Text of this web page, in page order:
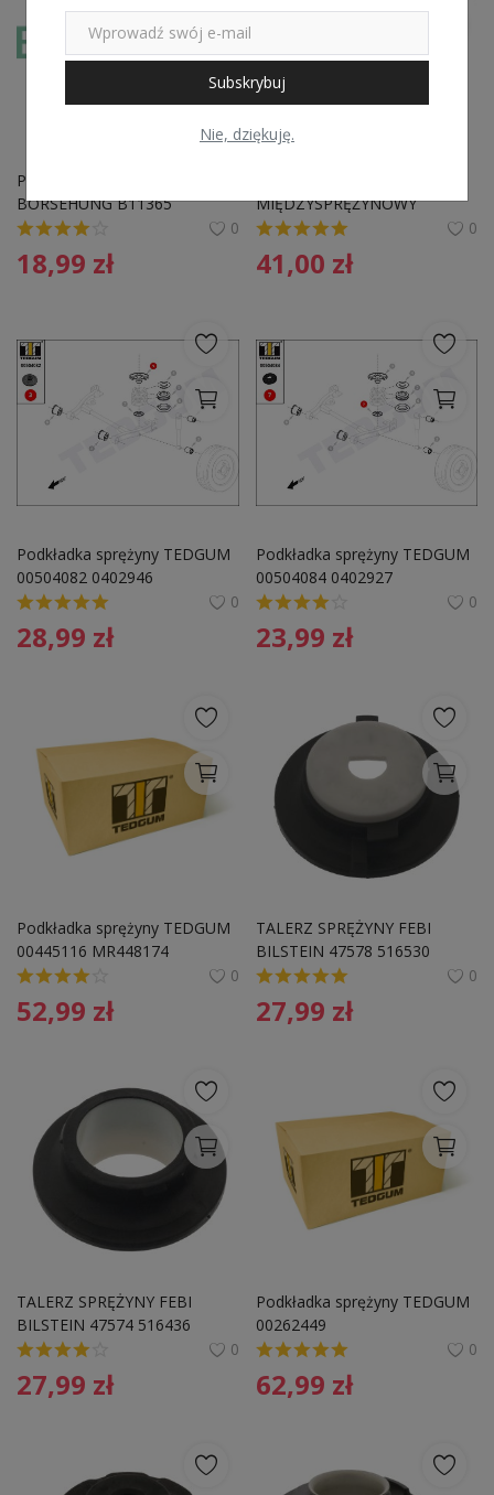
Subskrybuj
Nie, dziękuję.
Podkładka sprężyny
BORSEHUNG B11365
1K0512149B
0
18,99 zł
MIĘDZYSPRĘŻYNOWY
UNIWERSALNY
0
41,00 zł
Podkładka sprężyny TEDGUM
00504082 0402946
0
28,99 zł
Podkładka sprężyny TEDGUM
00504084 0402927
0
23,99 zł
Podkładka sprężyny TEDGUM
00445116 MR448174
0
52,99 zł
TALERZ SPRĘŻYNY FEBI
BILSTEIN 47578 516530
CITROEN
0
27,99 zł
TALERZ SPRĘŻYNY FEBI
BILSTEIN 47574 516436
CITROEN
0
27,99 zł
Podkładka sprężyny TEDGUM
00262449
0
62,99 zł